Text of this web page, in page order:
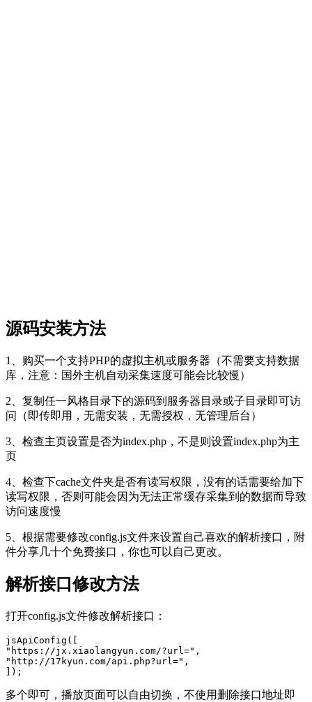
源码安装方法
1、购买一个支持PHP的虚拟主机或服务器（不需要支持数据
库，注意：国外主机自动采集速度可能会比较慢）
2、复制任一风格目录下的源码到服务器目录或子目录即可访
问（即传即用，无需安装，无需授权，无管理后台）
3、检查主页设置是否为index.php，不是则设置index.php为主
页
4、检查下cache文件夹是否有读写权限，没有的话需要给加下
读写权限，否则可能会因为无法正常缓存采集到的数据而导致
访问速度慢
5、根据需要修改config.js文件来设置自己喜欢的解析接口，附
件分享几十个免费接口，你也可以自己更改。
解析接口修改方法
打开config.js文件修改解析接口：
jsApiConfig([
"https://jx.xiaolangyun.com/?url=",
"http://17kyun.com/api.php?url=",
]);
多个即可，播放页面可以自由切换，不使用删除接口地址即